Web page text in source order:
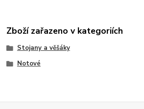
Zboží zařazeno v kategoriích
Stojany a věšáky
Notové